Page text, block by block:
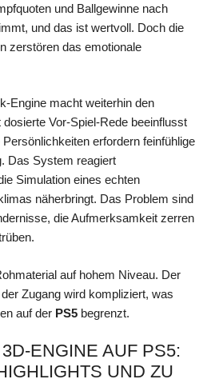
und Ballgewinne nach
und das ist wertvoll. Doch die
zerstören das emotionale
Engine macht weiterhin den
Vor-Spiel-Rede beeinflusst
erfordern feinfühlige
Das System reagiert
Simulation eines echten
näherbringt. Das Problem sind
die Aufmerksamkeit zerren
auf hohem Niveau. Der
Zugang wird kompliziert, was
auf der PS5 begrenzt.
ENGINE AUF PS5:
UND ZU